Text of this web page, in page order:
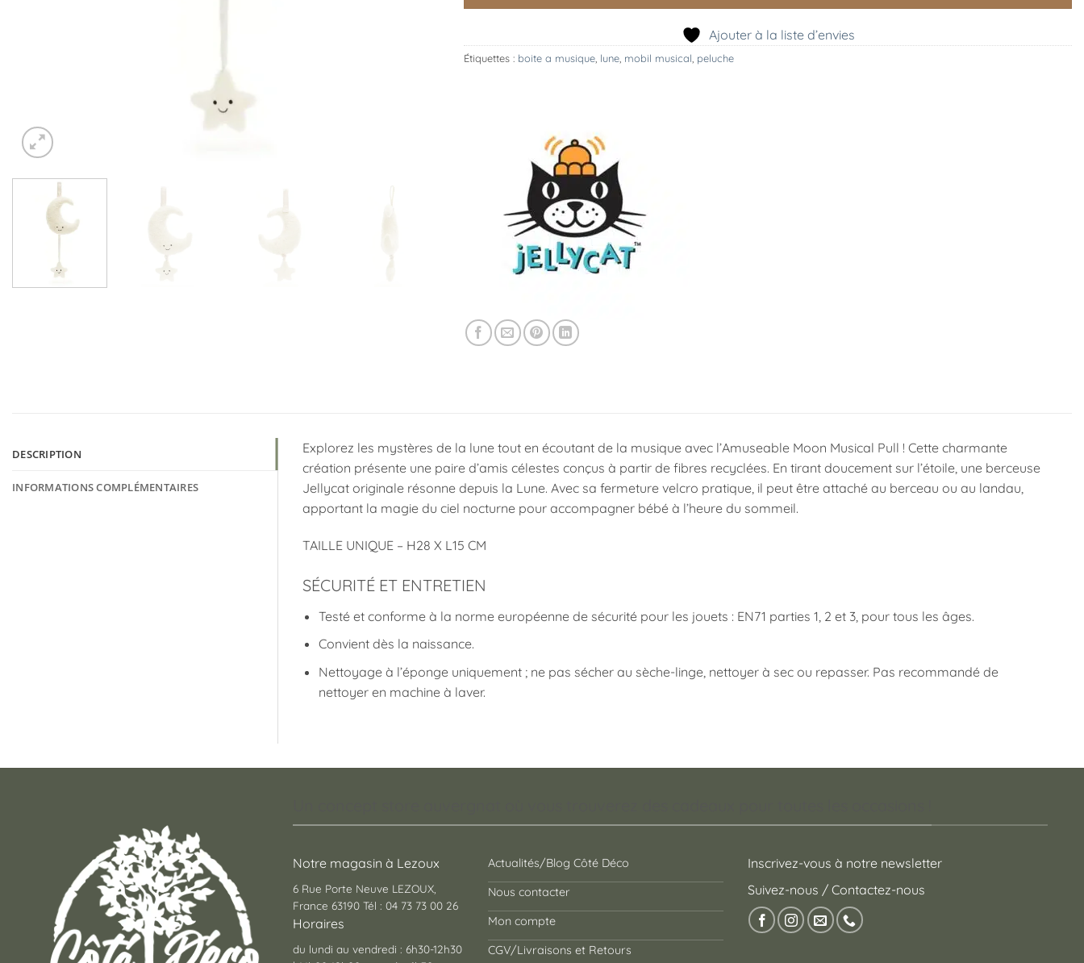
Ajouter à la liste d’envies
Étiquettes : boite a musique, lune, mobil musical, peluche
DESCRIPTION
INFORMATIONS COMPLÉMENTAIRES
Explorez les mystères de la lune tout en écoutant de la musique avec l’Amuseable Moon Musical Pull ! Cette charmante
création présente une paire d’amis célestes conçus à partir de fibres recyclées. En tirant doucement sur l’étoile, une berceuse
Jellycat originale résonne depuis la Lune. Avec sa fermeture velcro pratique, il peut être attaché au berceau ou au landau,
apportant la magie du ciel nocturne pour accompagner bébé à l’heure du sommeil.
TAILLE UNIQUE – H28 X L15 CM
SÉCURITÉ ET ENTRETIEN
Testé et conforme à la norme européenne de sécurité pour les jouets : EN71 parties 1, 2 et 3, pour tous les âges.
Convient dès la naissance.
Nettoyage à l’éponge uniquement ; ne pas sécher au sèche-linge, nettoyer à sec ou repasser. Pas recommandé de
nettoyer en machine à laver.
Notre magasin à Lezoux
6 Rue Porte Neuve LEZOUX,
France 63190 Tél : 04 73 73 00 26
Horaires
du lundi au vendredi : 6h30-12h30
Actualités/Blog Côté Déco
Nous contacter
Mon compte
CGV/Livraisons et Retours
Inscrivez-vous à notre newsletter
Suivez-nous / Contactez-nous